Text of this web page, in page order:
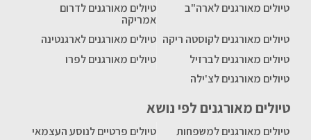
טיולים מאורגנים לארה"ב
טיולים מאורגנים לדרום
אמריקה
טיולים מאורגנים לקוסטה ריקה טיולים מאורגנים לארגנטינה
טיולים מאורגנים לברזיל
טיולים מאורגנים לפרו
טיולים מאורגנים לצ'ילה
טיולים מאורגנים לפי נושא
טיולים מאורגנים למשפחות
טיולים פרטיים לנוסע העצמאי